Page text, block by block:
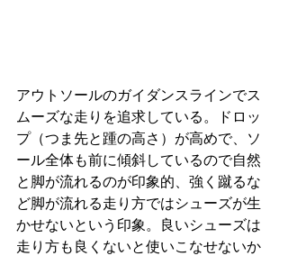
アウトソールのガイダンスラインでス
ムーズな走りを追求している。ドロッ
プ（つま先と踵の高さ）が高めで、ソ
ール全体も前に傾斜しているので自然
と脚が流れるのが印象的、強く蹴るな
ど脚が流れる走り方ではシューズが生
かせないという印象。良いシューズは
走り方も良くないと使いこなせないか